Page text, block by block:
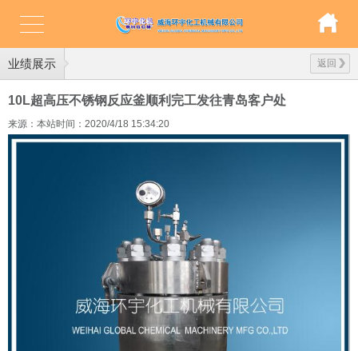
业绩展示 返回
10L超高压不锈钢反应釜顺利完工发往青岛客户处
来源：本站时间：2020/4/18 15:34:20